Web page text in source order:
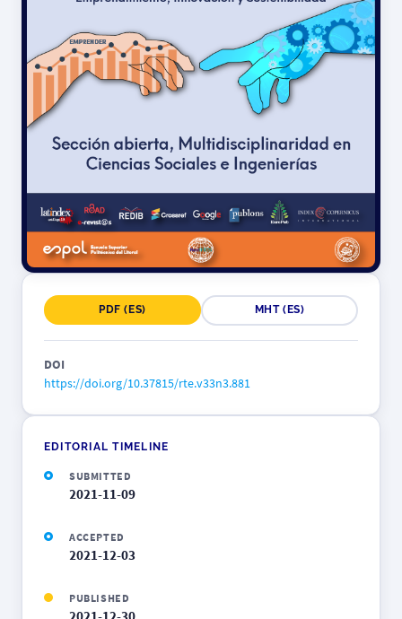
PDF (ES) MHT (ES)
DOI
https://doi.org/10.37815/rte.v33n3.881
EDITORIAL TIMELINE
SUBMITTED
2021-11-09
ACCEPTED
2021-12-03
PUBLISHED